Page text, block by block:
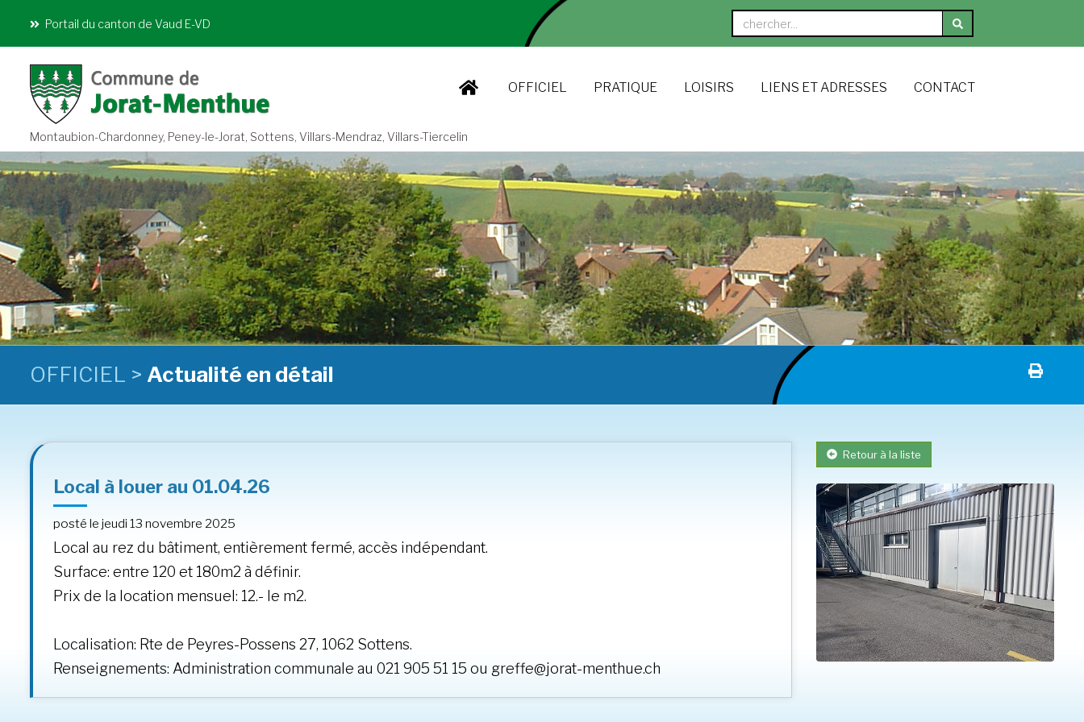
Portail du canton de Vaud E-VD
OFFICIEL PRATIQUE LOISIRS LIENS ET ADRESSES CONTACT
Montaubion-Chardonney, Peney-le-Jorat, Sottens, Villars-Mendraz, Villars-Tiercelin
OFFICIEL > Actualité en détail
Local à louer au 01.04.26
posté le jeudi 13 novembre 2025
Local au rez du bâtiment, entièrement fermé, accès indépendant.
Surface: entre 120 et 180m2 à définir.
Prix de la location mensuel: 12.- le m2.
Localisation: Rte de Peyres-Possens 27, 1062 Sottens.
Renseignements: Administration communale au 021 905 51 15 ou greffe@jorat-menthue.ch
Retour à la liste